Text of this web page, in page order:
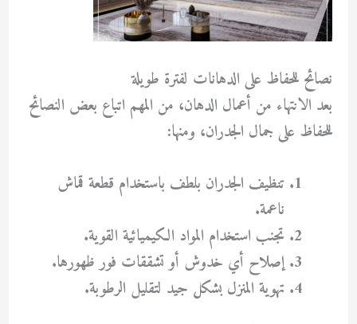
نصائح للحفاظ على الدهانات لفترة طويلة
بعد الانتهاء من أعمال الدهان، من المهم اتباع بعض النصائح
للحفاظ على جمال الجدران، ومنها:
تنظيف الجدران بلطف باستخدام قطعة قماش
ناعمة.
تجنب استخدام المواد الكيميائية القوية.
إصلاح أي خدوش أو تشققات فور ظهورها.
تهوية المنزل بشكل جيد لتقليل الرطوبة.